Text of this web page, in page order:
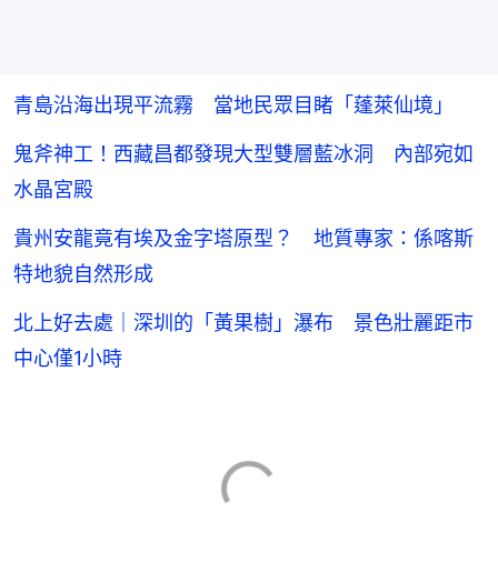
青島沿海出現平流霧 當地民眾目睹「蓬萊仙境」
鬼斧神工！西藏昌都發現大型雙層藍冰洞 內部宛如
水晶宮殿
貴州安龍竟有埃及金字塔原型？ 地質專家：係喀斯
特地貌自然形成
北上好去處｜深圳的「黃果樹」瀑布 景色壯麗距市
中心僅1小時